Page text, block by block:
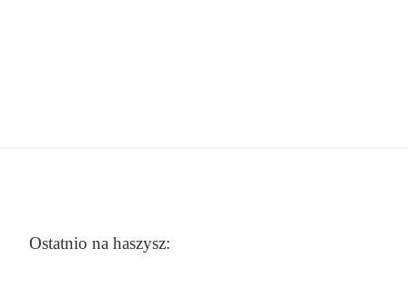
Ostatnio na haszysz: